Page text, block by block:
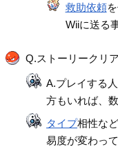
救助依頼
Wiiに送る
Q.ストーリークリ
A.プレイする
方もいれば、
タイプ相性な
易度が変わって